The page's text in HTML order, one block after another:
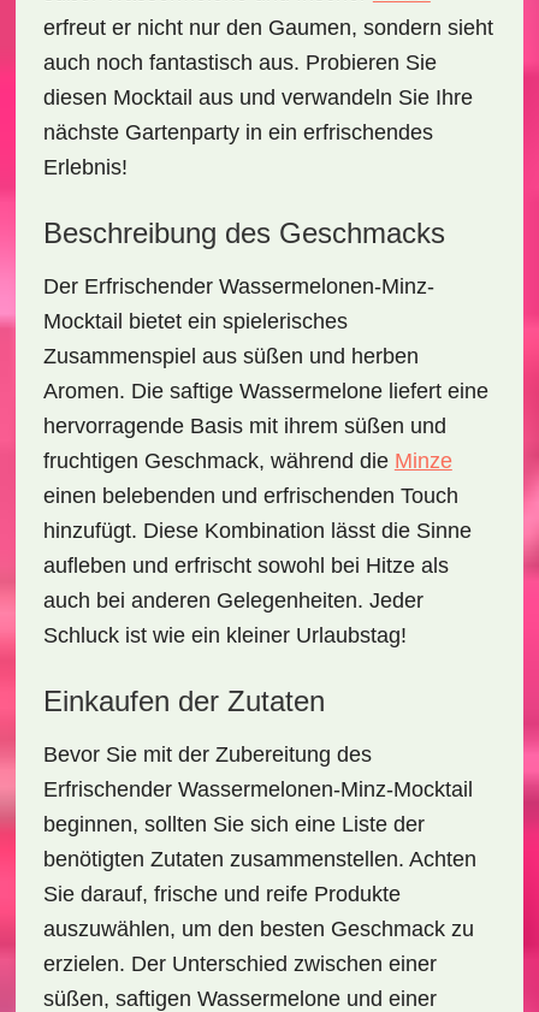
erfreut er nicht nur den Gaumen, sondern sieht
auch noch fantastisch aus. Probieren Sie
diesen Mocktail aus und verwandeln Sie Ihre
nächste Gartenparty in ein erfrischendes
Erlebnis!
Beschreibung des Geschmacks
Der Erfrischender Wassermelonen-Minz-
Mocktail bietet ein spielerisches
Zusammenspiel aus süßen und herben
Aromen. Die saftige Wassermelone liefert eine
hervorragende Basis mit ihrem süßen und
fruchtigen Geschmack, während die Minze
einen belebenden und erfrischenden Touch
hinzufügt. Diese Kombination lässt die Sinne
aufleben und erfrischt sowohl bei Hitze als
auch bei anderen Gelegenheiten. Jeder
Schluck ist wie ein kleiner Urlaubstag!
Einkaufen der Zutaten
Bevor Sie mit der Zubereitung des
Erfrischender Wassermelonen-Minz-Mocktail
beginnen, sollten Sie sich eine Liste der
benötigten Zutaten zusammenstellen. Achten
Sie darauf, frische und reife Produkte
auszuwählen, um den besten Geschmack zu
erzielen. Der Unterschied zwischen einer
süßen, saftigen Wassermelone und einer